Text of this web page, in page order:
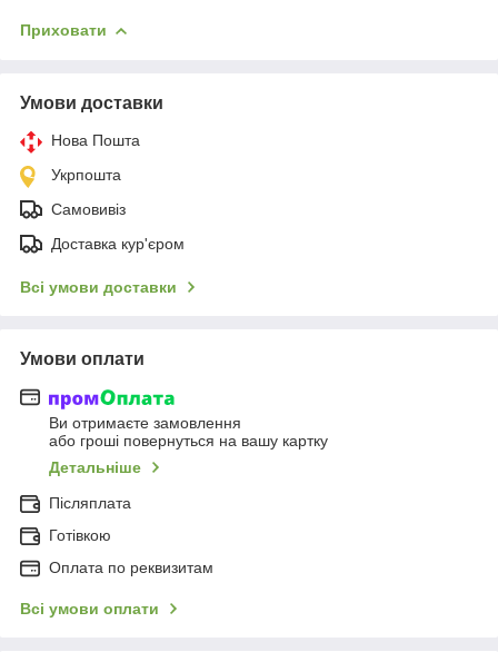
Приховати
Умови доставки
Нова Пошта
Укрпошта
Самовивіз
Доставка кур'єром
Всі умови доставки
Умови оплати
Ви отримаєте замовлення
або гроші повернуться на вашу картку
Детальніше
Післяплата
Готівкою
Оплата по реквизитам
Всі умови оплати